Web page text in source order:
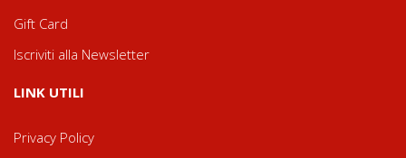
Gift Card
Iscriviti alla Newsletter
LINK UTILI
Privacy Policy